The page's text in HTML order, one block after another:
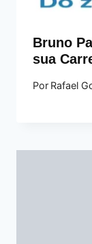
Bruno
sua
Por Rafael